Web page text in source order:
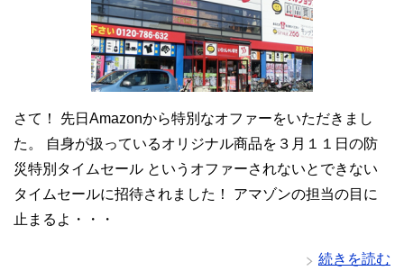
さて！ 先日Amazonから特別なオファーをいただきまし
た。 自身が扱っているオリジナル商品を３月１１日の防
災特別タイムセール というオファーされないとできない
タイムセールに招待されました！ アマゾンの担当の目に
止まるよ・・・
続きを読む